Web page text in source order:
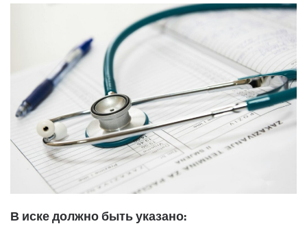
В иске должно быть указано: